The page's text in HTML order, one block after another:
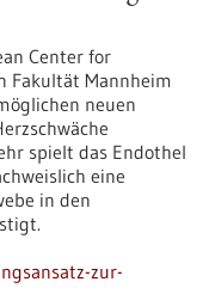
Center for
Fakultät Mannheim
neuen
spielt das Endothel
eine
in den
zur-